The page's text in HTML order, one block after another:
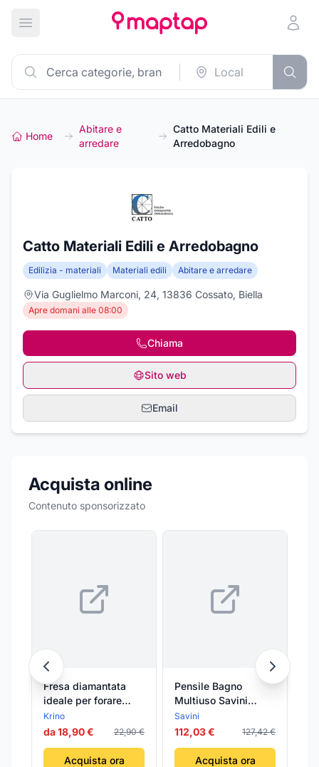
Apri menu principale
Home
Abitare e
arredare
Catto Materiali Edili e
Arredobagno
Catto Materiali Edili e Arredobagno
Edilizia - materiali Materiali edili Abitare e arredare
Via Guglielmo Marconi, 24, 13836 Cossato, Biella
Apre domani alle 08:00
Chiama
Sito web
Email
Acquista online
Contenuto sponsorizzato
Fresa diamantata
ideale per forare
gres porcellanato e
materiali edili di alta
Krino
da 18,90 € 22,90 €
Acquista ora
Pensile Bagno
Multiuso Savini
Industria
Arredobagno Bianco
Savini
112,03 € 127,42 €
Acquista ora